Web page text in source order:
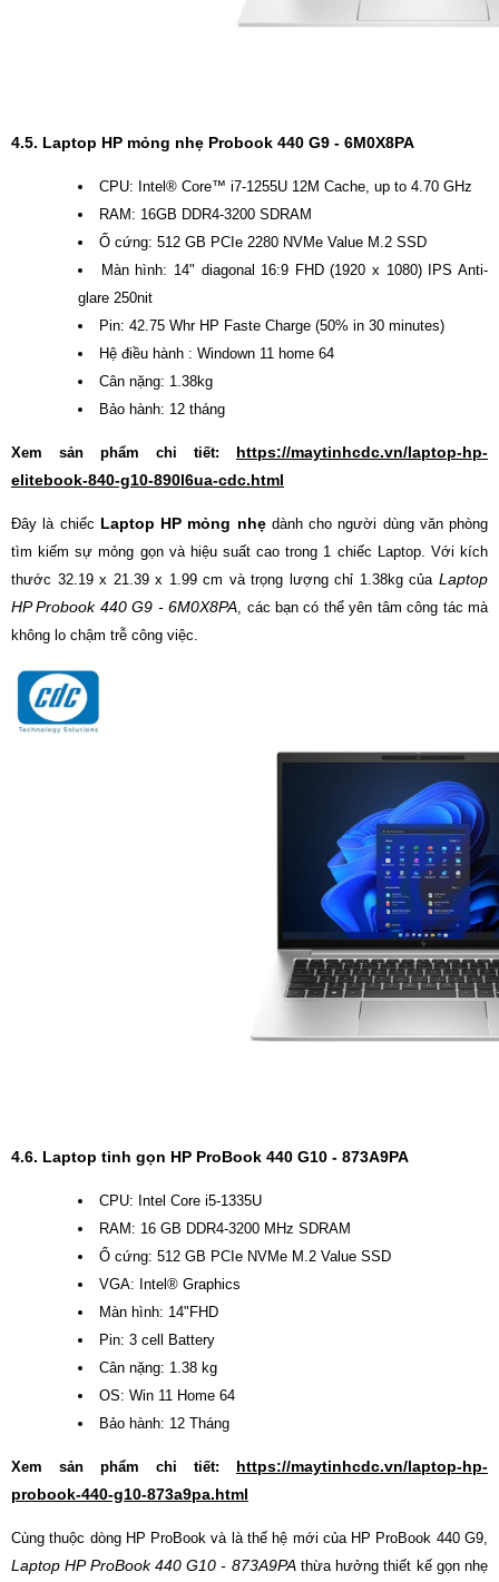
4.5. Laptop HP mỏng nhẹ Probook 440 G9 - 6M0X8PA
CPU: Intel® Core™ i7-1255U 12M Cache, up to 4.70 GHz
RAM: 16GB DDR4-3200 SDRAM
Ổ cứng: 512 GB PCIe 2280 NVMe Value M.2 SSD
Màn hình: 14" diagonal 16:9 FHD (1920 x 1080) IPS Anti-
glare 250nit
Pin: 42.75 Whr HP Faste Charge (50% in 30 minutes)
Hệ điều hành : Windown 11 home 64
Cân nặng: 1.38kg
Bảo hành: 12 tháng
Xem sản phẩm chi tiết: https://maytinhcdc.vn/laptop-hp-
elitebook-840-g10-890l6ua-cdc.html
Đây là chiếc Laptop HP mỏng nhẹdành cho người dùng văn phòng
tìm kiếm sự mỏng gọn và hiệu suất cao trong 1 chiếc Laptop. Với kích
thước 32.19 x 21.39 x 1.99 cm và trọng lượng chỉ 1.38kg của Laptop
HP Probook 440 G9 - 6M0X8PA , các bạn có thể yên tâm công tác mà
không lo chậm trễ công việc.
4.6. Laptop tinh gọn HP ProBook 440 G10 - 873A9PA
CPU: Intel Core i5-1335U
RAM: 16 GB DDR4-3200 MHz SDRAM
Ổ cứng: 512 GB PCIe NVMe M.2 Value SSD
VGA: Intel® Graphics
Màn hình: 14"FHD
Pin: 3 cell Battery
Cân nặng: 1.38 kg
OS: Win 11 Home 64
Bảo hành: 12 Tháng
Xem sản phẩm chi tiết: https://maytinhcdc.vn/laptop-hp-
probook-440-g10-873a9pa.html
Cùng thuộc dòng HP ProBook và là thế hệ mới của HP ProBook 440 G9,
Laptop HP ProBook 440 G10 - 873A9PA thừa hưởng thiết kế gọn nhẹ